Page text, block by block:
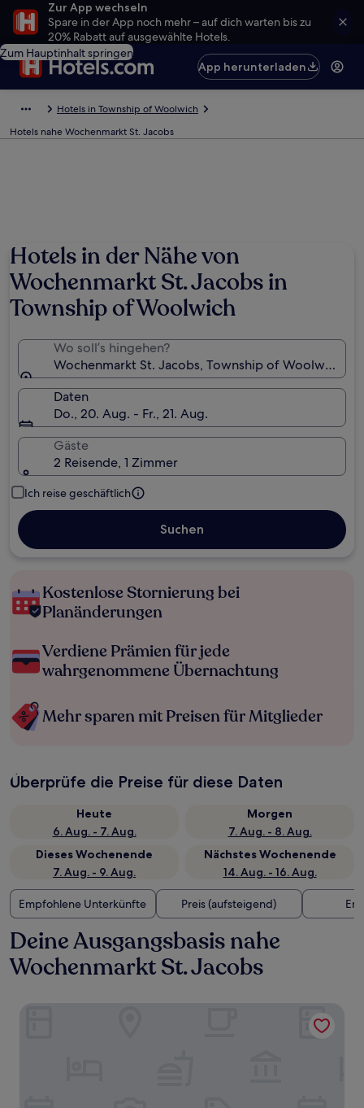
Zur App wechseln
Spare in der App noch mehr – auf dich warten bis zu
20% Rabatt auf ausgewählte Hotels.
Zum Hauptinhalt springen
App herunterladen
Hotels in Township of Woolwich
Hotels nahe Wochenmarkt St. Jacobs
Hotels in der Nähe von
Wochenmarkt St. Jacobs in
Township of Woolwich
Wo soll’s hingehen?
Wochenmarkt St. Jacobs, Township of Woolwich,
Daten
Do., 20. Aug. - Fr., 21. Aug.
Gäste
2 Reisende, 1 Zimmer
Ich reise geschäftlich
Suchen
Kostenlose Stornierung bei
Planänderungen
Verdiene Prämien für jede
wahrgenommene Übernachtung
Mehr sparen mit Preisen für Mitglieder
Überprüfe die Preise für diese Daten
Heute
6. Aug. - 7. Aug.
Morgen
7. Aug. - 8. Aug.
Dieses Wochenende
7. Aug. - 9. Aug.
Nächstes Wochenende
14. Aug. - 16. Aug.
Empfohlene Unterkünfte Preis (aufsteigend)
Deine Ausgangsbasis nahe
Wochenmarkt St. Jacobs
Hampton Inn & Suites by Hilton Waterloo St. Jacobs